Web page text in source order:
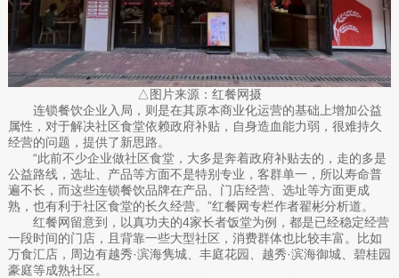
△图片来源：红餐网摄
连锁餐饮企业入局，则是在其原本商业化运营的基础上增加公益
属性，对于解决社区食堂依赖政府补贴，自身造血能力弱，很难持久
经营的问题，提供了新思路。
“此前不少企业做社区食堂，大多是奔着政府补贴去的，走的多是
公益路线，选址、产品等方面不是特别专业，客群单一，所以寿命普
遍不长，而这些连锁餐饮品牌在产品、门店经营、选址等方面更成
熟，也有利于社区食堂的长久经营。”红餐网专栏作者翟彬分析道。
红餐网留意到，以真功夫的4家长者饭堂为例，都是已经稳定经营
一段时间的门店，且背靠一些大型社区，消费群体也比较丰富。比如
万食汇店，周边有越秀·滨海隽城、丰庭花园、越秀·滨海御城、碧桂园
豪庭等成熟社区。